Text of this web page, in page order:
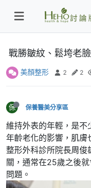
戰勝皺紋、鬆垮老
美顏整形 2 2
保 保養醫美分享區
維持外表的年輕，是不
年齡老化的影響，肌膚
整形外科診所院長周俊
關，通常在25歲之後
問題。